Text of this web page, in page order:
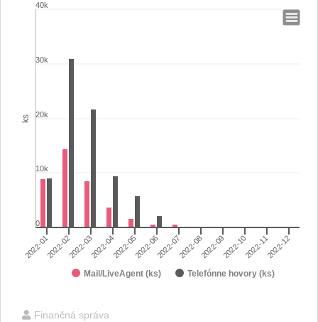
Finančná pomoc seniorom 60+ - podpora v roku 2022
Bar chart with 2 data series.
The chart has 1 Y axis displaying ks. Range: 0 to 40000.
ks
Mail/LiveAgent (ks) Telefónne hovory (ks)
2022-012022-022022-032022-042022-052022-062022-072022-082022-092022-102022-112022-12
0
10k
20k
30k
40k
Finančná správa